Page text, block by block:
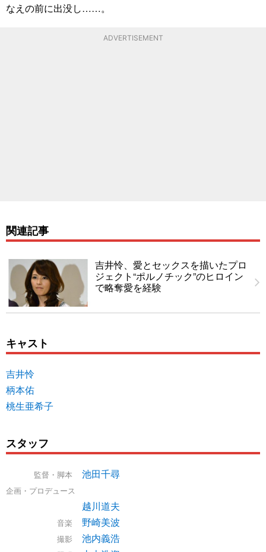
なえの前に出没し……。
ADVERTISEMENT
関連記事
吉井怜、愛とセックスを描いたプロ
ジェクト“ポルノチック”のヒロイン
で略奪愛を経験
キャスト
吉井怜
柄本佑
桃生亜希子
スタッフ
監督・脚本 池田千尋
企画・プロデュース
越川道夫
音楽 野崎美波
撮影 池内義浩